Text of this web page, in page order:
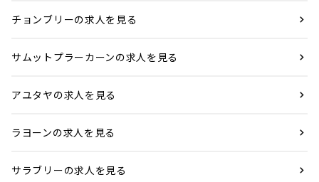
チョンブリーの求人を見る
サムットプラーカーンの求人を見る
アユタヤの求人を見る
ラヨーンの求人を見る
サラブリーの求人を見る